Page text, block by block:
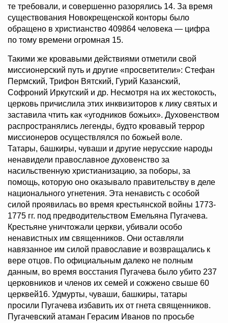
те требовали, и совершенно разорялись 14. За время
существования Новокрещенской конторы было
обращено в христианство 409864 человека — цифра
по тому времени огромная 15.
Такими же кровавыми действиями отметили свой
миссионерский путь и другие «просветители»: Стефан
Пермский, Трифон Вятский, Гурий Казанский,
Софроний Иркутский и др. Несмотря на их жестокость,
церковь причислила этих инквизиторов к лику святых и
заставила чтить как «угодников божьих». Духовенством
распространялись легенды, будто кровавый террор
миссионеров осуществлялся по божьей воле.
Татары, башкиры, чуваши и другие нерусские народы
ненавидели православное духовенство за
насильственную христианизацию, за поборы, за
помощь, которую оно оказывало правительству в деле
национального угнетения. Эта ненависть с особой
силой проявилась во время крестьянской войны 1773-
1775 гг. под предводительством Емельяна Пугачева.
Крестьяне уничтожали церкви, убивали особо
ненавистных им священников. Они оставляли
навязанное им силой православие и возвращались к
вере отцов. По официальным далеко не полным
данным, во время восстания Пугачева было убито 237
церковников и членов их семей и сожжено свыше 60
церквей16. Удмурты, чуваши, башкиры, татары
просили Пугачева избавить их от гнета священников.
Пугачевский атаман Герасим Иванов по просьбе